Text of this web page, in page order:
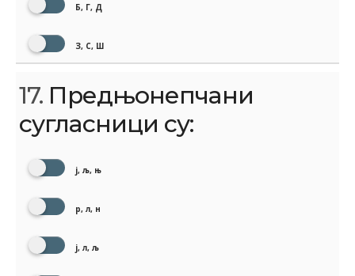
Б, Г, Д
З, С, Ш
17. Предњонепчани
сугласници су:
ј, љ, њ
р, л, н
ј, л, љ